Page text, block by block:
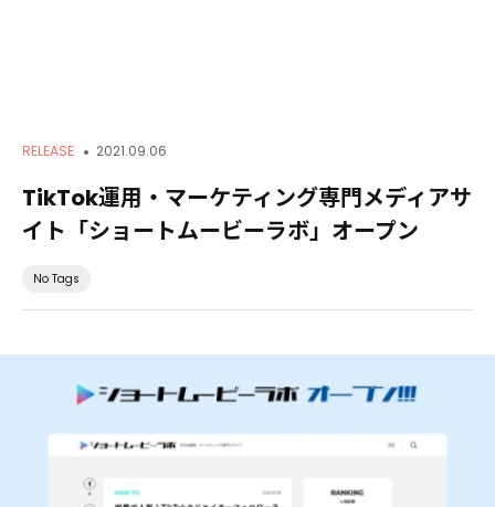
Service
Creators
Works
About
News
RELEASE 2021.09.06
TikTok運用・マーケティング専門メディアサ
イト「ショートムービーラボ」オープン
No Tags